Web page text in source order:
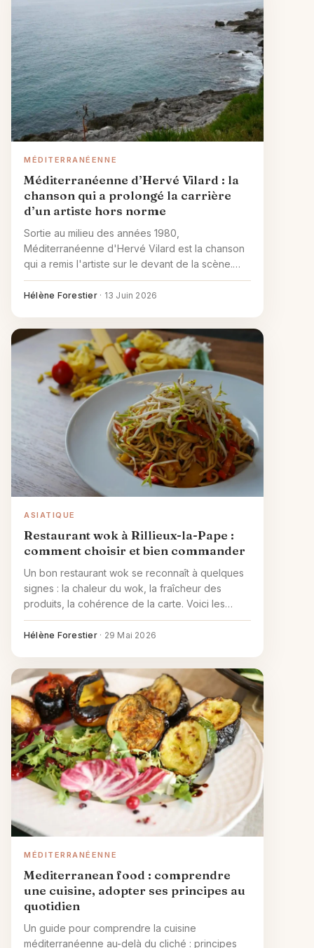
MÉDITERRANÉENNE
Méditerranéenne d’Hervé Vilard : la
chanson qui a prolongé la carrière
d’un artiste hors norme
Sortie au milieu des années 1980,
Méditerranéenne d'Hervé Vilard est la chanson
qui a remis l'artiste sur le devant de la scène.
Ambiance, écriture, place dans sa carrière et
pistes pour la réécouter aujourd'hui.
Hélène Forestier · 13 Juin 2026
ASIATIQUE
Restaurant wok à Rillieux-la-Pape :
comment choisir et bien commander
Un bon restaurant wok se reconnaît à quelques
signes : la chaleur du wok, la fraîcheur des
produits, la cohérence de la carte. Voici les
classiques à tester et les pièges à éviter.
Hélène Forestier · 29 Mai 2026
MÉDITERRANÉENNE
Mediterranean food : comprendre
une cuisine, adopter ses principes au
quotidien
Un guide pour comprendre la cuisine
méditerranéenne au-delà du cliché : principes